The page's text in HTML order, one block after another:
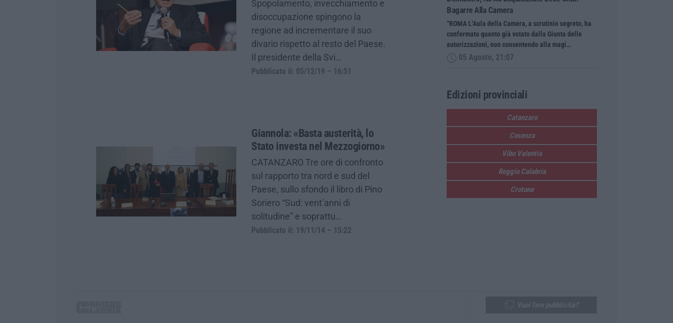
Spopolamento, invecchiamento e
disoccupazione spingono la
regione ad incrementare il suo
divario rispetto al resto del Paese.
Il presidente della Svi…
Pubblicato il: 05/12/19 – 16:51
Giannola: «Basta austerità, lo
Stato investa nel Mezzogiorno»
CATANZARO Tre ore di confronto
sul rapporto tra nord e sud del
Paese, sullo sfondo il libro di Pino
Soriero “Sud: vent’anni di
solitudine” e soprattu…
Pubblicato il: 19/11/14 – 15:22
Bagarre Alla Camera
“ROMA L’Aula della Camera, a scrutinio segreto, ha
confermato quanto già votato dalla Giunta delle
autorizzazioni, non consentendo alla magi…
05 Agosto, 21:07
Edizioni provinciali
Catanzaro
Cosenza
Vibo Valentia
Reggio Calabria
Crotone